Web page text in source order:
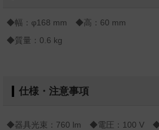
◆幅：φ168 mm ◆高：60 mm
◆質量：0.6 kg
仕様・注意事項
◆器具光束：760 lm ◆電圧：100 V